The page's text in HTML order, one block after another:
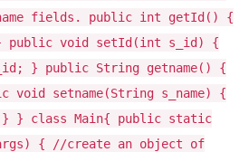
fields. public int getId() {
public void setId(int s_id) {
} public String getname() {
void setname(String s_name) {
} } class Main{ public static
{ //create an object of